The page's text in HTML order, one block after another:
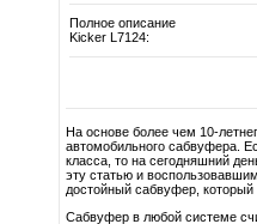
Полное описание
Kicker L7124:
На основе более чем 10-
автомобильного сабвуфера.
класса, то на сегодняшний
эту статью и
достойный сабвуфер, который
Сабвуфер в любой системе